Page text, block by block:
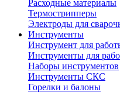
Расходные материалы
Термострипперы
Электроды для
Инструменты
Инструмент для
Инструменты для
Наборы инструментов
Инструменты СКС
Горелки и балоны